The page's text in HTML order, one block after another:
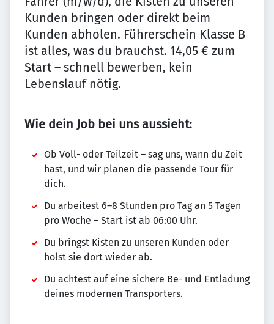
Kunden bringen oder direkt beim
Kunden abholen. Führerschein Klasse B
ist alles, was du brauchst. 14,05 € zum
Start – schnell bewerben, kein
Lebenslauf nötig.
Wie dein Job bei uns aussieht:
Ob Voll- oder Teilzeit – sag uns, wann du Zeit
hast, und wir planen die passende Tour für
dich.
Du arbeitest 6–8 Stunden pro Tag an 5 Tagen
pro Woche – Start ist ab 06:00 Uhr.
Du bringst Kisten zu unseren Kunden oder
holst sie dort wieder ab.
Du achtest auf eine sichere Be- und Entladung
deines modernen Transporters.